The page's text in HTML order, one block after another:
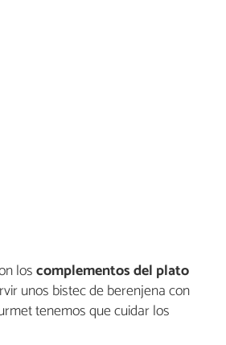
loscomplementos del plato
unos bistec de berenjena con
tenemos que cuidar los